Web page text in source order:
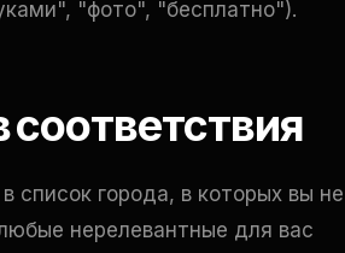
"фото", "бесплатно").
города, в которых вы не
нерелевантные для вас